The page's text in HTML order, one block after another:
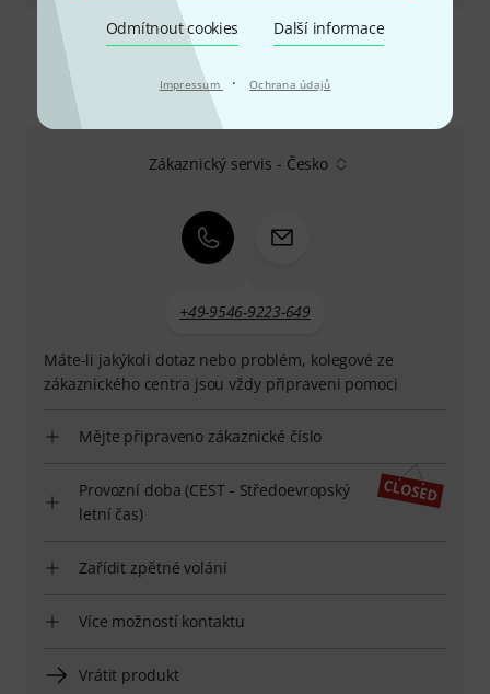
Odmítnout cookies Další informace
Impressum · Ochrana údajů
Kontaktujte nás
Zákaznický servis - Česko
+49-9546-9223-649
Máte-li jakýkoli dotaz nebo problém, kolegové ze
zákaznického centra jsou vždy připraveni pomoci
Mějte připraveno zákaznické číslo
Provozní doba (CEST - Středoevropský
letní čas)
Zařídit zpětné volání
Více možností kontaktu
Vrátit produkt